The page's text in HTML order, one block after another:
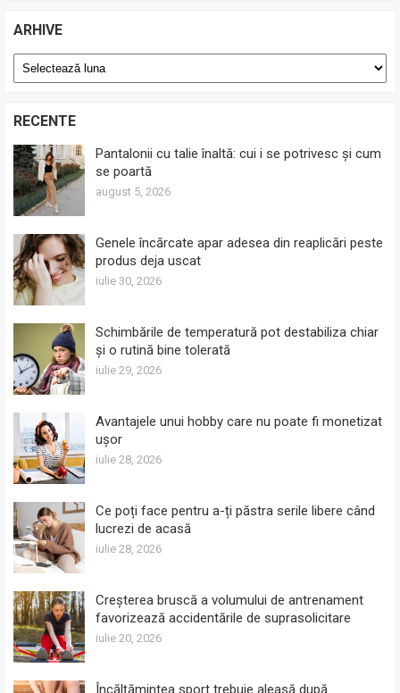
ARHIVE
Arhive
RECENTE
Pantalonii cu talie înaltă: cui i se potrivesc și cum
se poartă
august 5, 2026
Genele încărcate apar adesea din reaplicări peste
produs deja uscat
iulie 30, 2026
Schimbările de temperatură pot destabiliza chiar
și o rutină bine tolerată
iulie 29, 2026
Avantajele unui hobby care nu poate fi monetizat
ușor
iulie 28, 2026
Ce poți face pentru a-ți păstra serile libere când
lucrezi de acasă
iulie 28, 2026
Creșterea bruscă a volumului de antrenament
favorizează accidentările de suprasolicitare
iulie 20, 2026
Încălțămintea sport trebuie aleasă după